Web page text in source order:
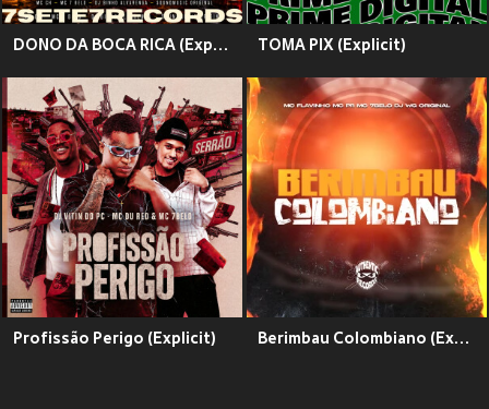
DONO DA BOCA RICA (Explicit) TOMA PIX (Explicit)
Profissão Perigo (Explicit) Berimbau Colombiano (Explicit)